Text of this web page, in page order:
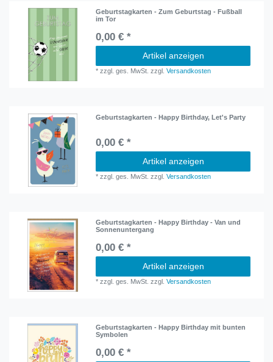
Geburtstagkarten - Zum Geburtstag - Fußball
im Tor
0,00 € *
Artikel anzeigen
*zzgl. ges. MwSt. zzgl.Versandkosten
Geburtstagkarten - Happy Birthday, Let's Party
0,00 € *
Artikel anzeigen
*zzgl. ges. MwSt. zzgl.Versandkosten
Geburtstagkarten - Happy Birthday - Van und
Sonnenuntergang
0,00 € *
Artikel anzeigen
*zzgl. ges. MwSt. zzgl.Versandkosten
Geburtstagkarten - Happy Birthday mit bunten
Symbolen
0,00 € *